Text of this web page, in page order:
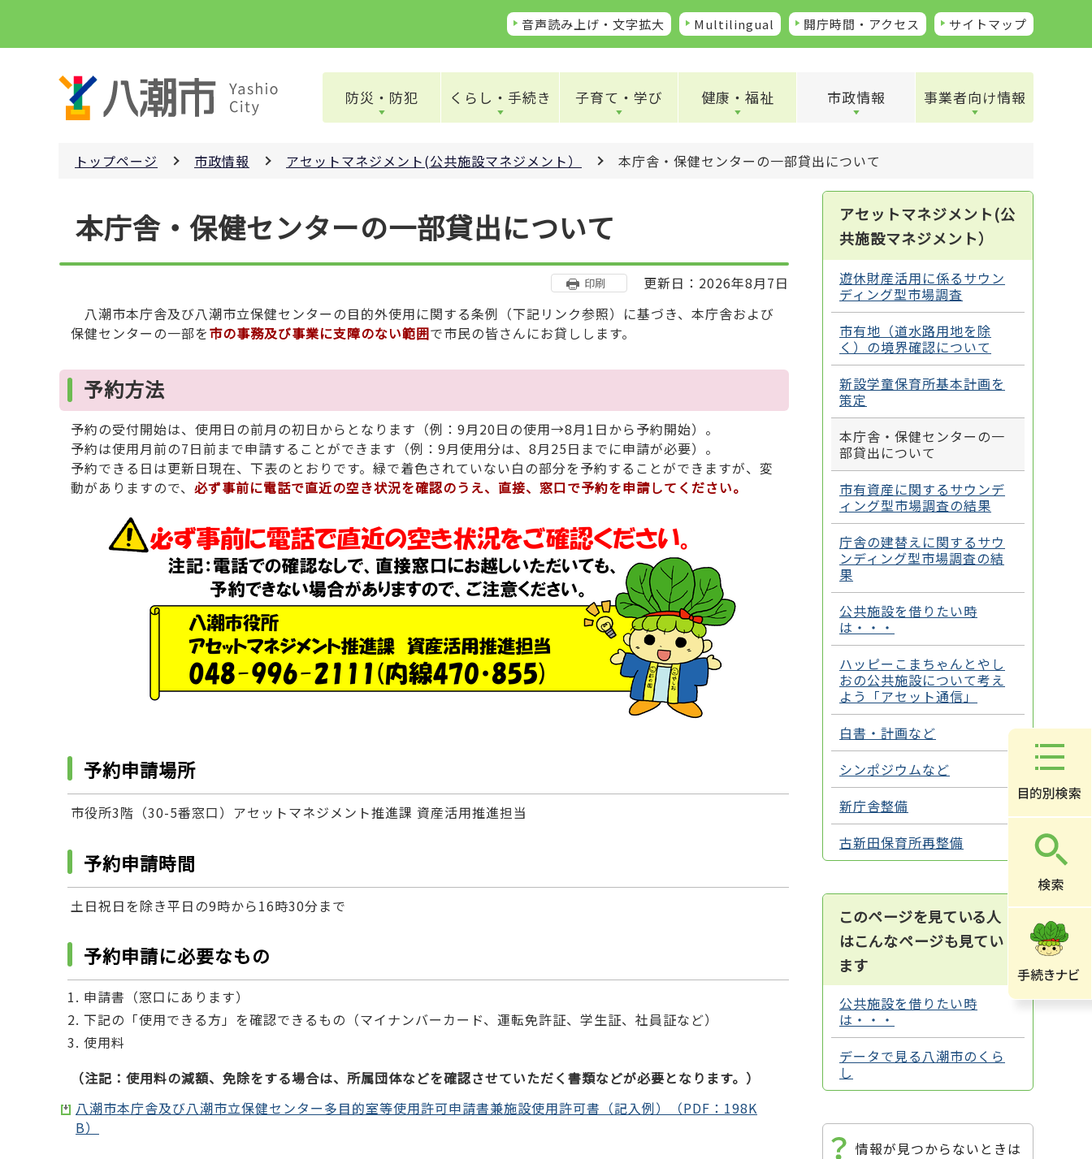
ペ
音声読み上げ・文字拡大 Multilingual 開庁時間・アクセス サイトマップ
防災・防犯 くらし・手続き 子育て・学び 健康・福祉 市政情報 事業者向け情報
トップページ 市政情報 アセットマネジメント(公共施設マネジメント） 本庁舎・保健センターの一部貸出について
本庁舎・保健センターの一部貸出について
印刷
更新日：2026年8月7日
八潮市本庁舎及び八潮市立保健センターの目的外使用に関する条例（下記リンク参照）に基づき、本庁舎および
保健センターの一部を市の事務及び事業に支障のない範囲で市民の皆さんにお貸しします。
予約方法
予約の受付開始は、使用日の前月の初日からとなります（例：9月20日の使用→8月1日から予約開始）。
予約は使用月前の7日前まで申請することができます（例：9月使用分は、8月25日までに申請が必要）。
予約できる日は更新日現在、下表のとおりです。緑で着色されていない白の部分を予約することができますが、変
動がありますので、 必ず事前に電話で直近の空き状況を確認のうえ、直接、窓口で予約を申請してください。
予約申請場所
市役所3階（30-5番窓口）アセットマネジメント推進課 資産活用推進担当
予約申請時間
土日祝日を除き平日の9時から16時30分まで
予約申請に必要なもの
申請書（窓口にあります）
下記の「使用できる方」を確認できるもの（マイナンバーカード、運転免許証、学生証、社員証など）
使用料
（注記：使用料の減額、免除をする場合は、所属団体などを確認させていただく書類などが必要となります。）
八潮市本庁舎及び八潮市立保健センター多目的室等使用許可申請書兼施設使用許可書（記入例）（PDF：198K
B）
アセットマネジメント(公
共施設マネジメント）
遊休財産活用に係るサウン
ディング型市場調査
市有地（道水路用地を除
く）の境界確認について
新設学童保育所基本計画を
策定
本庁舎・保健センターの一
部貸出について
市有資産に関するサウンデ
ィング型市場調査の結果
庁舎の建替えに関するサウ
ンディング型市場調査の結
果
公共施設を借りたい時
は・・・
ハッピーこまちゃんとやし
おの公共施設について考え
よう「アセット通信」
白書・計画など
シンポジウムなど
新庁舎整備
古新田保育所再整備
このページを見ている人
はこんなページも見てい
ます
公共施設を借りたい時
は・・・
データで見る八潮市のくら
し
情報が見つからないときは